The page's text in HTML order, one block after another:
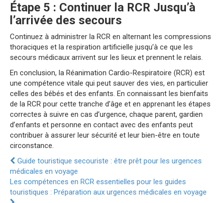
Étape 5 : Continuer la RCR Jusqu’à
l’arrivée des secours
Continuez à administrer la RCR en alternant les compressions
thoraciques et la respiration artificielle jusqu’à ce que les
secours médicaux arrivent sur les lieux et prennent le relais.
En conclusion, la Réanimation Cardio-Respiratoire (RCR) est
une compétence vitale qui peut sauver des vies, en particulier
celles des bébés et des enfants. En connaissant les bienfaits
de la RCR pour cette tranche d’âge et en apprenant les étapes
correctes à suivre en cas d’urgence, chaque parent, gardien
d’enfants et personne en contact avec des enfants peut
contribuer à assurer leur sécurité et leur bien-être en toute
circonstance.
Guide touristique secouriste : être prêt pour les urgences
médicales en voyage
Les compétences en RCR essentielles pour les guides
touristiques : Préparation aux urgences médicales en voyage